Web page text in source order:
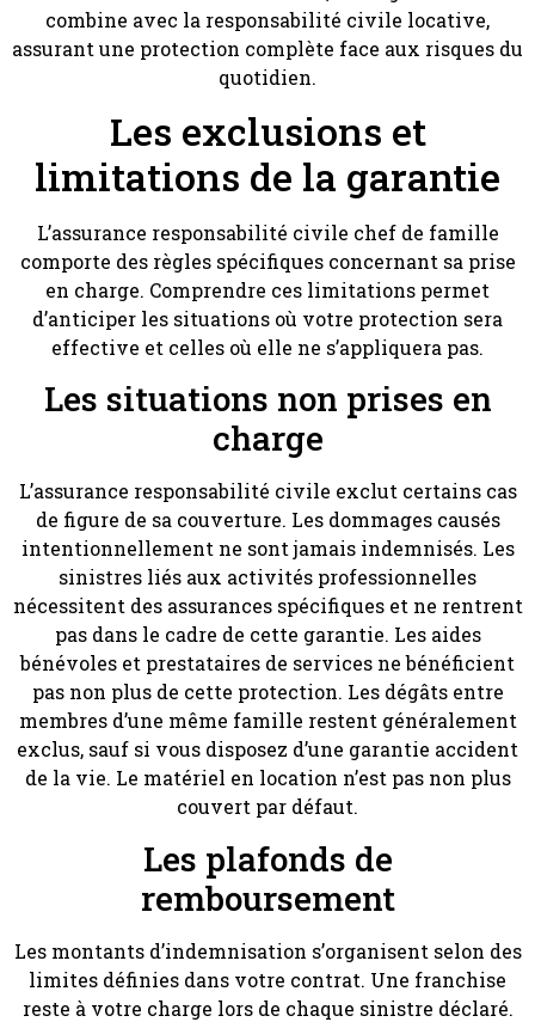
combine avec la responsabilité civile locative,
assurant une protection complète face aux risques du
quotidien.
Les exclusions et
limitations de la garantie
L’assurance responsabilité civile chef de famille
comporte des règles spécifiques concernant sa prise
en charge. Comprendre ces limitations permet
d’anticiper les situations où votre protection sera
effective et celles où elle ne s’appliquera pas.
Les situations non prises en
charge
L’assurance responsabilité civile exclut certains cas
de figure de sa couverture. Les dommages causés
intentionnellement ne sont jamais indemnisés. Les
sinistres liés aux activités professionnelles
nécessitent des assurances spécifiques et ne rentrent
pas dans le cadre de cette garantie. Les aides
bénévoles et prestataires de services ne bénéficient
pas non plus de cette protection. Les dégâts entre
membres d’une même famille restent généralement
exclus, sauf si vous disposez d’une garantie accident
de la vie. Le matériel en location n’est pas non plus
couvert par défaut.
Les plafonds de
remboursement
Les montants d’indemnisation s’organisent selon des
limites définies dans votre contrat. Une franchise
reste à votre charge lors de chaque sinistre déclaré.